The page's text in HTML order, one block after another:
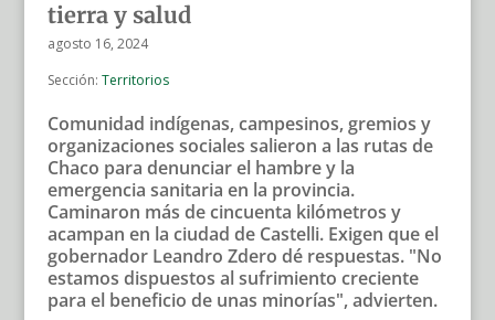
tierra y salud
agosto 16, 2024
Sección: Territorios
Comunidad indígenas, campesinos, gremios y
organizaciones sociales salieron a las rutas de
Chaco para denunciar el hambre y la
emergencia sanitaria en la provincia.
Caminaron más de cincuenta kilómetros y
acampan en la ciudad de Castelli. Exigen que el
gobernador Leandro Zdero dé respuestas. "No
estamos dispuestos al sufrimiento creciente
para el beneficio de unas minorías", advierten.